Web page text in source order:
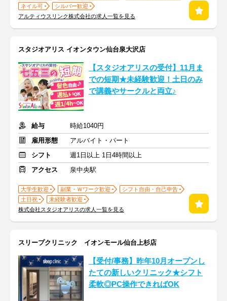
ネイル可
シルバー歓迎
アルティウスリンク株式会社の求人一覧を見る
スタジオアリス イオンタウン仙台泉大沢店
【スタジオアリスの受付】11月ま
での短期★未経験歓迎！土日のみ
で講義やサークルと両立♪
給与
時給1040円
雇用形態
アルバイト・パート
シフト
週1日以上 1日4時間以上
アクセス
泉中央駅
大学生歓迎 副業・Ｗワーク歓迎
シフト自由・自己申告
土日祝
未経験者歓迎
株式会社スタジオアリスの求人一覧を見る
スリープクリニック イオンモール仙台上杉店
【受付/事務】昨年10月オープンし
たての新しいクリニック★シフト
柔軟◎PC操作できればOK